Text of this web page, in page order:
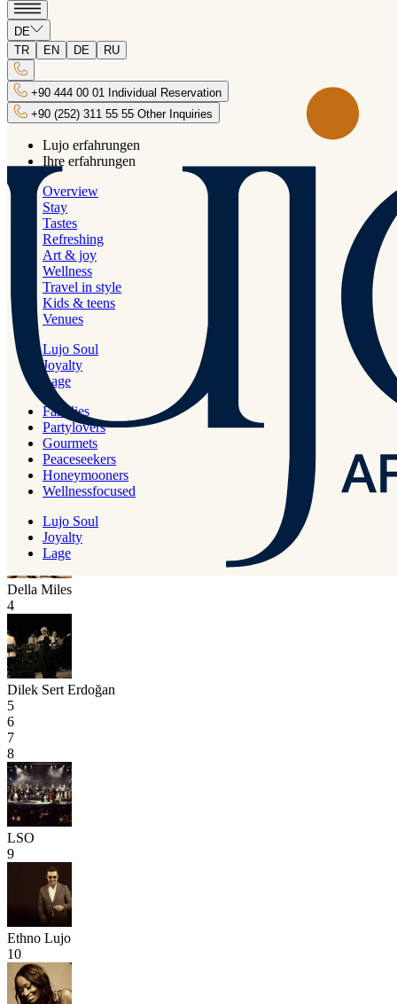
DE
TR
EN DE RU
+90 444 00 01 Individual Reservation
+90 (252) 311 55 55 Other Inquiries
Lujo erfahrungen
Ihre erfahrungen
Overview
Stay
Tastes
Refreshing
Art & joy
Wellness
Travel in style
Kids & teens
Venues
Lujo Soul
Joyalty
Lage
Families
Partylovers
Gourmets
Peaceseekers
Honeymooners
Wellnessfocused
Lujo Soul
Joyalty
Lage
Zurück
KALENDER
Juli
September
Montag
Dienstag
Mittwoch
Donnerstag
Freitag
Samstag
Sonntag
1
LSO
Ethno Lujo
Della Miles
4
Dilek Sert Erdoğan
5
6
7
8
LSO
9
Ethno Lujo
10